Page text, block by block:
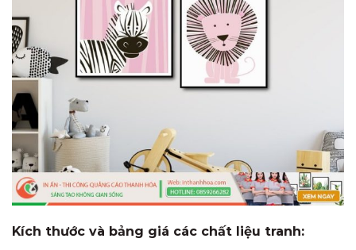
Kích thước và bảng giá các chất liệu tranh: